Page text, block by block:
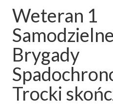
Dla harcerzy i
Ryngraf
Odznaka Honorowa
Nasze twarze
Weteran 1
Brygady
Trocki